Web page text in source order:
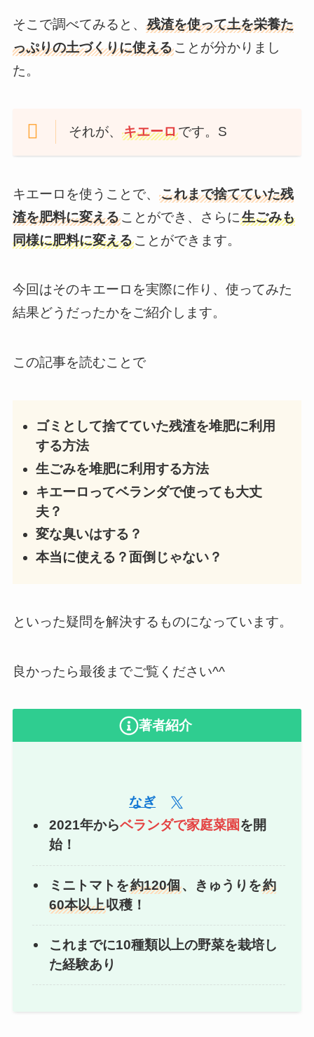
そこで調べてみると、 残渣を使って土を栄養た
っぷりの土づくりに使えることが分かりまし
た。
それが、 キエーロです。S
キエーロを使うことで、 これまで捨てていた残
渣を肥料に変えることができ、さらに生ごみも
同様に肥料に変えることができます。
今回はそのキエーロを実際に作り、使ってみた
結果どうだったかをご紹介します。
この記事を読むことで
ゴミとして捨てていた残渣を堆肥に利用
する方法
生ごみを堆肥に利用する方法
キエーロってベランダで使っても大丈
夫？
変な臭いはする？
本当に使える？面倒じゃない？
といった疑問を解決するものになっています。
良かったら最後までご覧ください^^
著者紹介
なぎ
2021年からベランダで家庭菜園 を開
始！
ミニトマトを約120個、きゅうりを約
60本以上収穫！
これまでに10種類以上の野菜を栽培し
た経験あり